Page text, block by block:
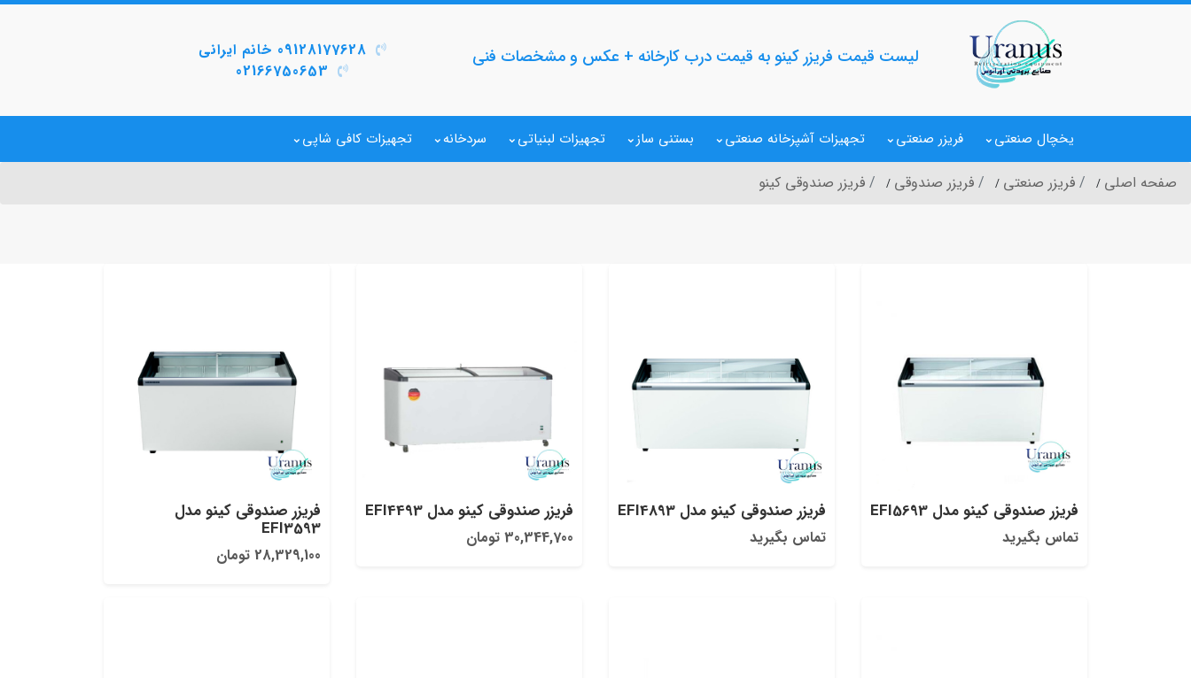
لیست قیمت فریزر کینو به قیمت درب کارخانه + عکس و مشخصات فنی
09128177628 خانم ایرانی
02166750653
یخچال صنعتی فریزر صنعتی تجهیزات آشپزخانه صنعتی بستنی ساز تجهیزات لبنیاتی سردخانه تجهیزات کافی شاپی
صفحه اصلی فریزر صنعتی فریزر صندوقی فریزر صندوقی کینو
فریزر صندوقی کینو مدل EFI5693
تماس بگیرید
فریزر صندوقی کینو مدل EFI4893
تماس بگیرید
فریزر صندوقی کینو مدل EFI4493
30,344,700 تومان
فریزر صندوقی کینو مدل
EFI3593
28,329,100 تومان